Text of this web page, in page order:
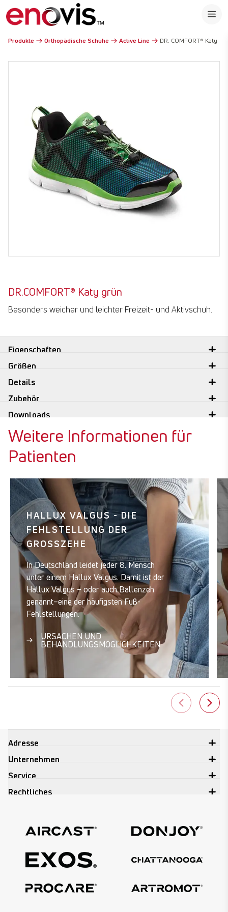
Produkte Orthopädische Schuhe Active Line DR. COMFORT® Katy
DR.COMFORT® Katy grün
Besonders weicher und leichter Freizeit- und Aktivschuh.
Eigenschaften
Größen
Details
Zubehör
Downloads
Weitere Informationen für
Patienten
HALLUX VALGUS - DIE
FEHLSTELLUNG DER
GROSSZEHE
In Deutschland leidet jeder 8. Mensch
unter einem Hallux Valgus. Damit ist der
Hallux Valgus – oder auch Ballenzeh
genannt–eine der häufigsten Fuß-
Fehlstellungen.
URSACHEN UND
BEHANDLUNGSMÖGLICHKEITEN
Adresse
Unternehmen
Service
Rechtliches